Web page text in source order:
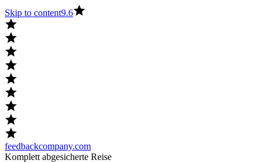
Skip to content9.6
feedbackcompany.com
Komplett abgesicherte Reise